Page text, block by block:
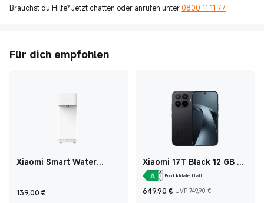
Brauchst du Hilfe? Jetzt chatten oder anrufen unter 0800 11 11 77
Für dich empfohlen
Xiaomi Smart Water
139,00 €
Xiaomi 17T Black 12 GB +
256 GBProduktdatenblatt
649,90 € Current Price
UVP 749,90 €